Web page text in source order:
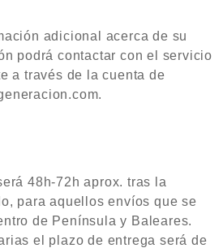
adicional acerca de su
podrá contactar con el servicio
a través de la cuenta de
48h-72h aprox. tras la
para aquellos envíos que se
de Península y Baleares.
el plazo de entrega será de